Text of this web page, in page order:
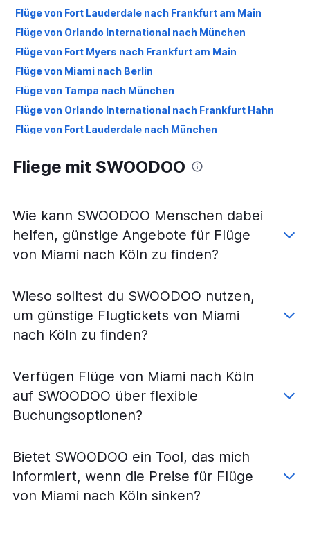
Flüge von Fort Lauderdale nach Frankfurt am Main
Flüge von Orlando International nach München
Flüge von Fort Myers nach Frankfurt am Main
Flüge von Miami nach Berlin
Flüge von Tampa nach München
Flüge von Orlando International nach Frankfurt Hahn
Flüge von Fort Lauderdale nach München
Flüge von Fort Lauderdale nach Berlin
Flüge von Miami nach Düsseldorf
Flüge von Fort Myers nach Berlin
Flüge von Miami nach Stuttgart
Flüge von Pensacola nach Frankfurt am Main
Flüge von Jacksonville nach München
Flüge von Fort Myers nach München
Flüge von Gainesville nach Frankfurt am Main
Flüge von Orlando International nach Hamburg
Flüge von Miami nach Nürnberg
Flüge von Pensacola nach München
Fliege mit SWOODOO
Wie kann SWOODOO Menschen dabei
helfen, günstige Angebote für Flüge
von Miami nach Köln zu finden?
Wieso solltest du SWOODOO nutzen,
um günstige Flugtickets von Miami
nach Köln zu finden?
Verfügen Flüge von Miami nach Köln
auf SWOODOO über flexible
Buchungsoptionen?
Bietet SWOODOO ein Tool, das mich
informiert, wenn die Preise für Flüge
von Miami nach Köln sinken?